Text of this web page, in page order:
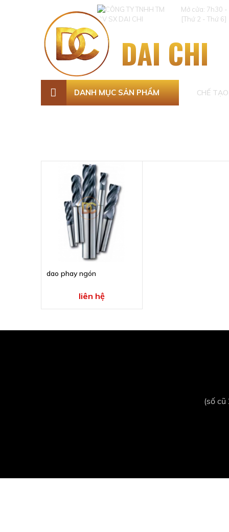
Mở cửa: 7h30
[Thứ 2 - Thứ 6]
DAI CHI
DANH MỤC SẢN PHẨM CHẾ
dao phay ngón
liên hệ
(số cũ